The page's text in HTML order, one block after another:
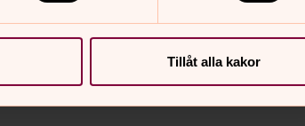
Tillåt alla kakor